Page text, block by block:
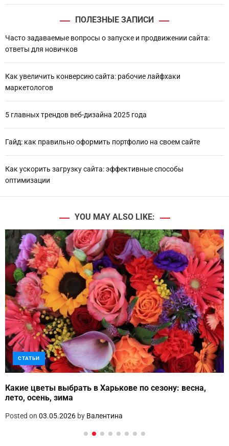
ПОЛЕЗНЫЕ ЗАПИСИ
Часто задаваемые вопросы о запуске и продвижении сайта:
ответы для новичков
Как увеличить конверсию сайта: рабочие лайфхаки
маркетологов
5 главных трендов веб-дизайна 2025 года
Гайд: как правильно оформить портфолио на своем сайте
Как ускорить загрузку сайта: эффективные способы
оптимизации
YOU MAY ALSO LIKE:
СТАТЬИ
Какие цветы выбрать в Харькове по сезону: весна,
лето, осень, зима
Posted on 03.05.2026 by Валентина